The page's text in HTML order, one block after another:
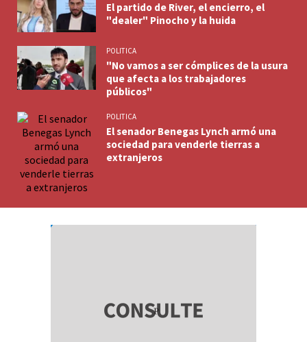
El partido de River, el encierro, el
"dealer" Pinocho y la huida
POLITICA
"No vamos a ser cómplices de la usura
que afecta a los trabajadores
públicos"
POLITICA
El senador Benegas Lynch armó una
sociedad para venderle tierras a
extranjeros